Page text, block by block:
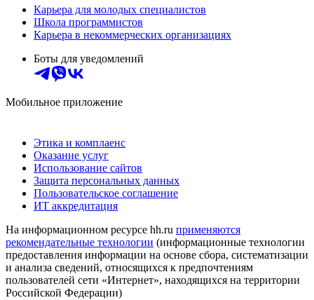
Карьера для молодых специалистов
Школа программистов
Карьера в некоммерческих организациях
Боты для уведомлений
Мобильное приложение
Этика и комплаенс
Оказание услуг
Использование сайтов
Защита персональных данных
Пользовательское соглашение
ИТ аккредитация
На информационном ресурсе hh.ru применяются
рекомендательные технологии (информационные технологии
предоставления информации на основе сбора, систематизации
и анализа сведений, относящихся к предпочтениям
пользователей сети «Интернет», находящихся на территории
Российской Федерации)